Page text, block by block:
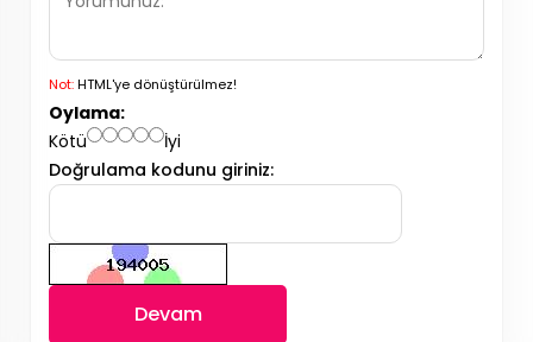
Not:HTML'ye dönüştürülmez!
Oylama:
Kötü
İyi
Doğrulama kodunu giriniz:
Devam